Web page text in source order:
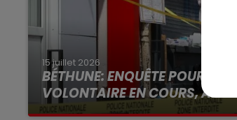
15 juillet 2026
BÉTHUNE: ENQUÊTE POUR
VOLONTAIRE EN COURS,
Selon les premiers éléments, le